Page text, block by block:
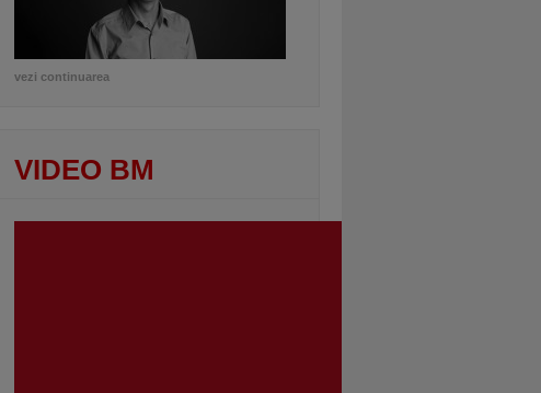
vezi continuarea
VIDEO BM